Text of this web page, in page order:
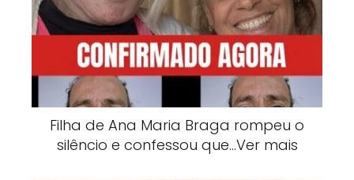
Filha de Ana Maria Braga rompeu o
silêncio e confessou que…Ver mais